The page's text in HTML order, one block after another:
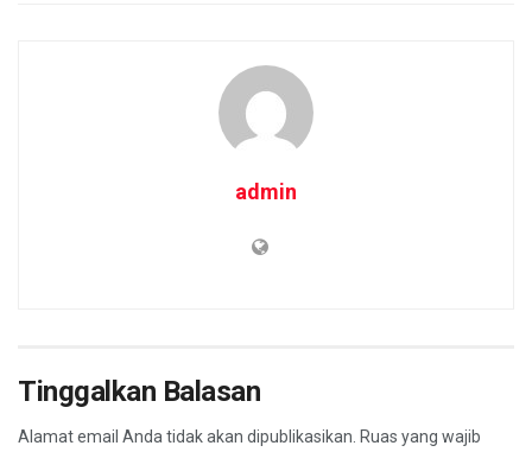
admin
Tinggalkan Balasan
Alamat email Anda tidak akan dipublikasikan. Ruas yang wajib